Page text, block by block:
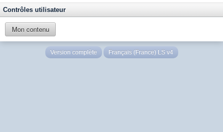
Contrôles utilisateur
Mon contenu
Version complète Français (France) LS v4